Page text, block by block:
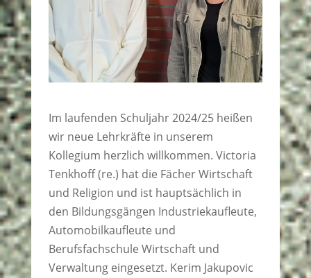
Im laufenden Schuljahr 2024/25 heißen
wir neue Lehrkräfte in unserem
Kollegium herzlich willkommen. Victoria
Tenkhoff (re.) hat die Fächer Wirtschaft
und Religion und ist hauptsächlich in
den Bildungsgängen Industriekaufleute,
Automobilkaufleute und
Berufsfachschule Wirtschaft und
Verwaltung eingesetzt. Kerim Jakupovic